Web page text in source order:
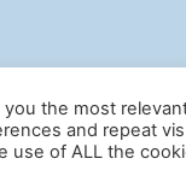
the most
and repeat
use of ALL the